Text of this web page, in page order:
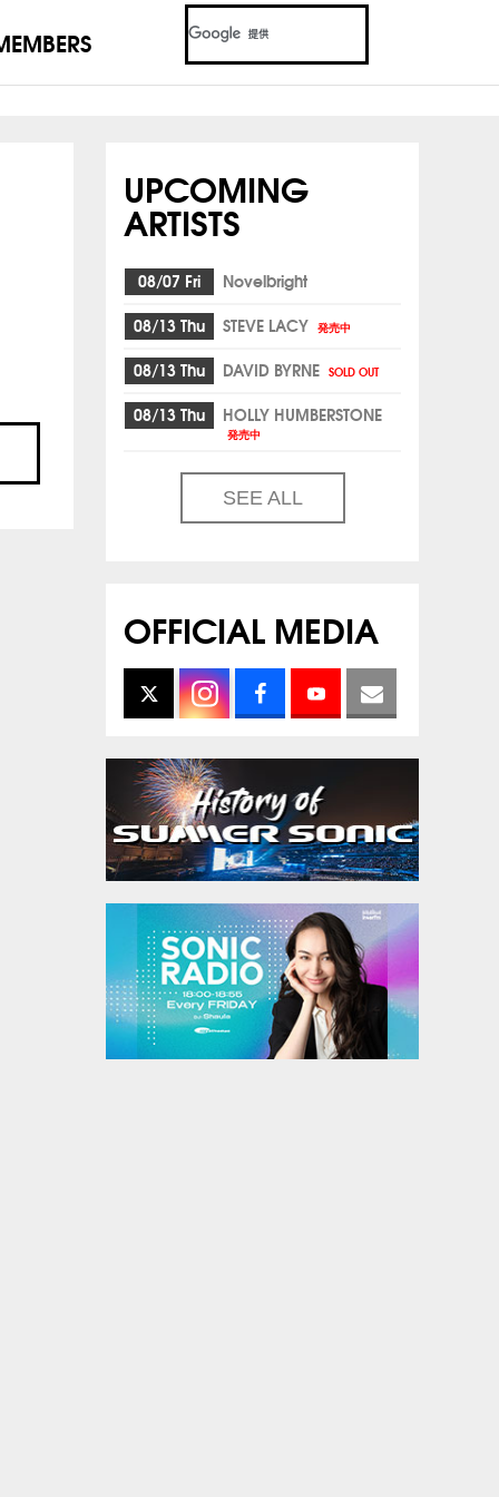
UPCOMING
ARTISTS
08/07 Fri
Novelbright
08/13 Thu
STEVE LACY 発売中
08/13 Thu DAVID BYRNE SOLD OUT
08/13 Thu HOLLY HUMBERSTONE
発売中
SEE ALL
OFFICIAL MEDIA